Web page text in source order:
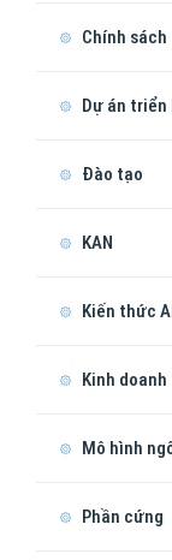
Chính sách
Dự án triển
Đào tạo
KAN
Kiến thức
Kinh doanh
Mô hình
Phần cứng